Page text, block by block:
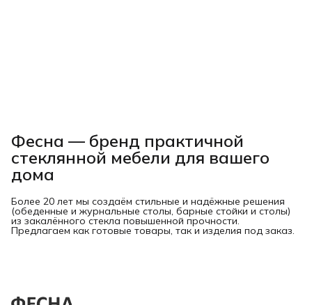
Фесна — бренд практичной
стеклянной мебели для вашего
дома
Более 20 лет мы создаём стильные и надёжные решения
(обеденные и журнальные столы, барные стойки и столы)
из закалённого стекла повышенной прочности.
Предлагаем как готовые товары, так и изделия под заказ.